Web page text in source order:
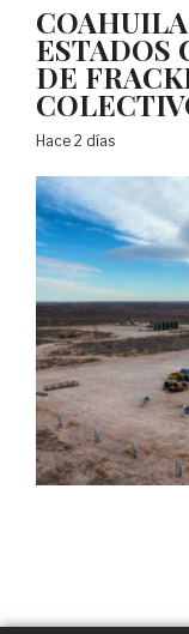
ESTADOS
DE
Hace 2 días